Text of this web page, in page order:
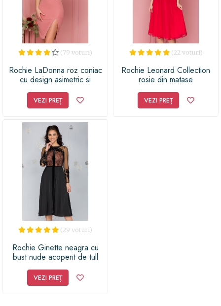
(79 voturi)
Rochie LaDonna roz coniac
cu design asimetric si
VEZI PREȚ
(22 voturi)
Rochie Leonard Collection
rosie din matase
VEZI PREȚ
(29 voturi)
Rochie Ginette neagra cu
bust nude acoperit de tull
VEZI PREȚ